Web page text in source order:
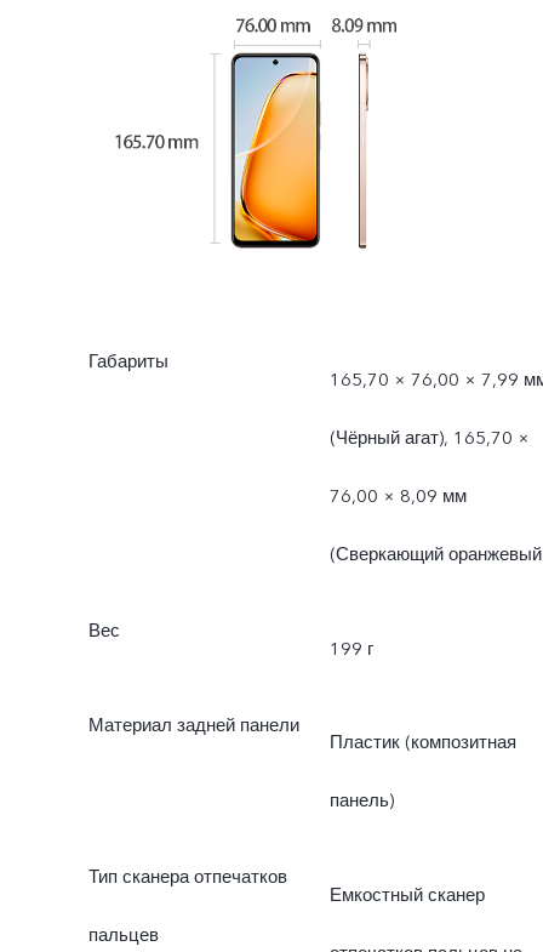
Габариты
165,70 × 76,00 × 7,99
(Чёрный агат), 165,70 ×
76,00 × 8,09 мм
(Сверкающий
Вес
199 г
Материал задней панели
Пластик (композитная
панель)
Тип сканера отпечатков
пальцев
Емкостный сканер